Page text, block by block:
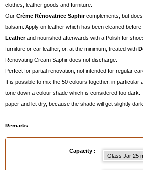
clothes, leather goods and furniture.
Our Crème Rénovatrice Saphircomplements, but
balsam. Apply on leather which has been cleaned before
Leatherand nourished afterwards with a Polish for
furniture or car leather, or, at the minimum, treated with
Renovating Cream Saphir does not discharge.
Perfect for partial renovation, not intended for regular
It is possible to mix the 50 colours together, in particular
tone down a colour shade which is considered too dark.
paper and let dry, because the shade will get slightly
Remarks :
- Can be eliminated before drying withRENOMATbelow.
- After drying, eliminate carefully with
- Easy application with your finger or with theFoam
Capacity :